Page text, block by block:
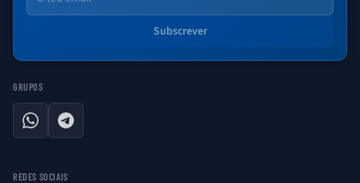
Subscrever
GRUPOS
WhatsAppTelegram
REDES SOCIAIS